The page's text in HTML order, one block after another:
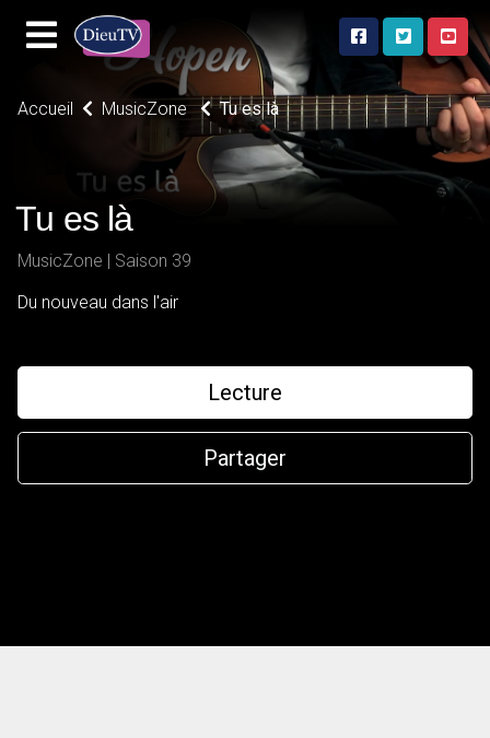
Accueil MusicZone Tu es là
Tu es là
MusicZone | Saison 39
Du nouveau dans l'air
Lecture
Partager